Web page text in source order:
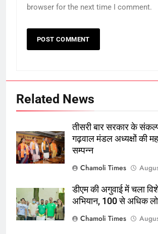
browser for the next time I comment.
Related News
तीसरी बार सरकार के
गढ़वाल मंडल अध्यक्षों की
सम्पन्न
Chamoli Times
डीएम की अगुवाई में चला
अभियान, 100 से अधिक
Chamoli Times